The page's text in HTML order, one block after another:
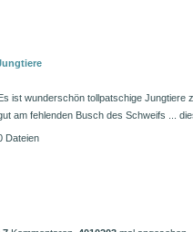
Es ist wunderschön tollpatschige Jungtiere
am fehlenden Busch des Schweifs ...
Dateien